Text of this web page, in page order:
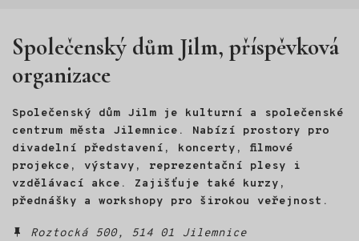
Půl roku s nimi žil, učil je
poznávat svět a nakonec
s nimi létal na rogale nad
zkušenosti vznikl HUSOPAS -
živé audiovizuální vyprávění
a o návratu k sobě.
Společenský dům Jilm, příspěvková
organizace
Společenský dům Jilm je kulturní a společenské
centrum města Jilemnice. Nabízí prostory pro
divadelní představení, koncerty, filmové
projekce, výstavy, reprezentační plesy i
vzdělávací akce. Zajišťuje také kurzy,
přednášky a workshopy pro širokou veřejnost.
Roztocká 500, 514 01 Jilemnice